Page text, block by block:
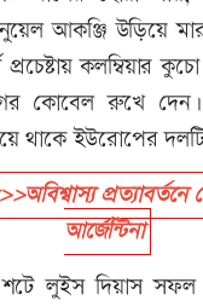
আকঞ্জি উড়িয়ে
কলম্বিয়ার
কোবেল রুখে
থাকে ইউরোপের
প্রত্যাবর্তনে
আর্জেন্টিনা
শটে লুইস দিয়াস